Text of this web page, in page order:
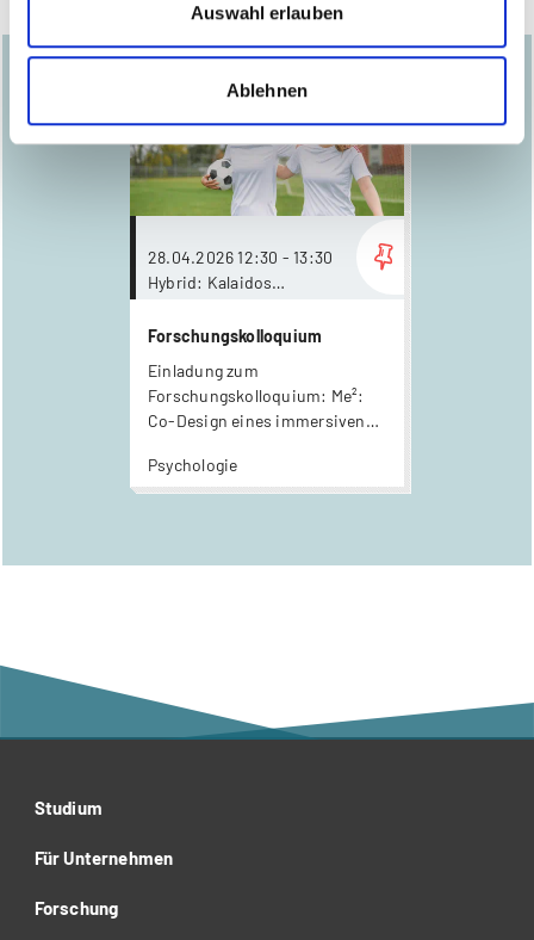
Auswahl erlauben
Ablehnen
28.04.2026 12:30 - 13:30
Hybrid: Kalaidos
404 und online via Zoom
Forschungskolloquium
Einladung zum
Forschungskolloquium: Me²:
Co-Design eines immersiven
Psychologie
Studium
Für Unternehmen
Forschung